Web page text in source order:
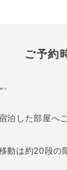
ご予約
した部屋へ
動は約20段の